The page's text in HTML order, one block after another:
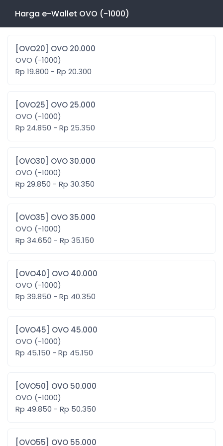
Harga e-Wallet OVO (-1000)
[OVO20] OVO 20.000
OVO (-1000)
Rp 19.800 - Rp 20.300
[OVO25] OVO 25.000
OVO (-1000)
Rp 24.850 - Rp 25.350
[OVO30] OVO 30.000
OVO (-1000)
Rp 29.850 - Rp 30.350
[OVO35] OVO 35.000
OVO (-1000)
Rp 34.650 - Rp 35.150
[OVO40] OVO 40.000
OVO (-1000)
Rp 39.850 - Rp 40.350
[OVO45] OVO 45.000
OVO (-1000)
Rp 45.150 - Rp 45.150
[OVO50] OVO 50.000
OVO (-1000)
Rp 49.850 - Rp 50.350
[OVO55] OVO 55.000